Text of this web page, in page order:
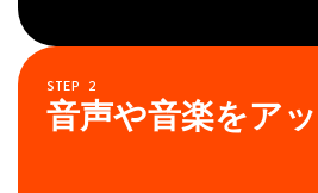
STEP 2
音声や音楽をア